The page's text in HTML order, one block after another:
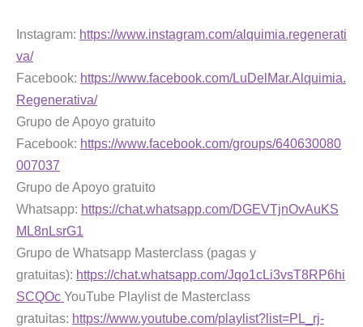
Instagram: https://www.instagram.com/alquimia.regenerati
va/
Facebook: https://www.facebook.com/LuDelMar.Alquimia.
Regenerativa/
Grupo de Apoyo gratuito
Facebook: https://www.facebook.com/groups/640630080
007037
Grupo de Apoyo gratuito
Whatsapp: https://chat.whatsapp.com/DGEVTjnOvAuKS
ML8nLsrG1
Grupo de Whatsapp Masterclass (pagas y
gratuitas): https://chat.whatsapp.com/Jqo1cLi3vsT8RP6hi
SCQOc YouTube Playlist de Masterclass
gratuitas: https://www.youtube.com/playlist?list=PL_rj-